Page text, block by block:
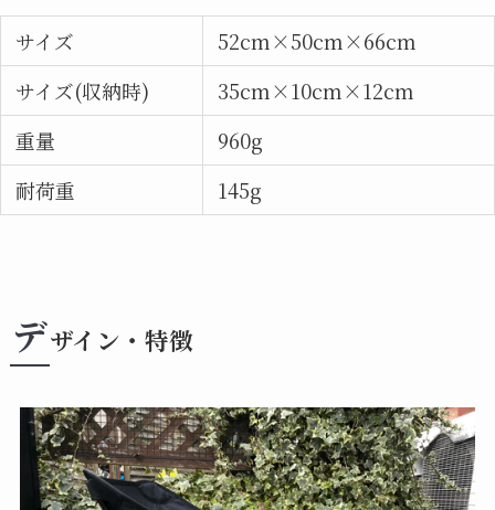
サイズ
52cm×50cm×66cm
サイズ(収納時)
35cm×10cm×12cm
重量
960g
耐荷重
145g
デザイン・特徴